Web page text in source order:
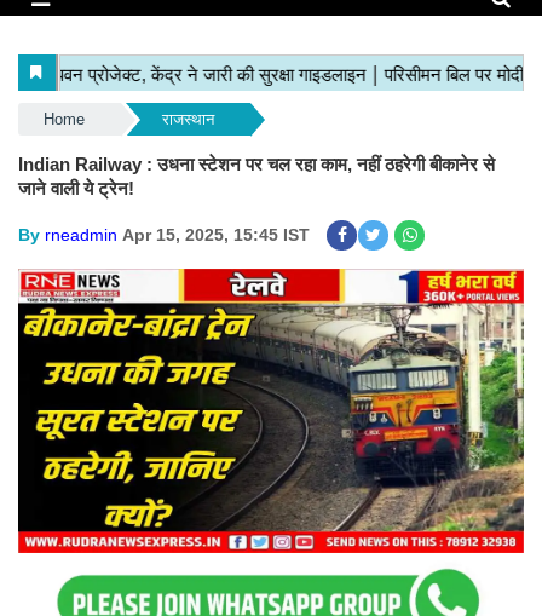
Home राजस्थान
Indian Railway : उधना स्टेशन पर चल रहा काम, नहीं ठहरेगी बीकानेर से
जाने वाली ये ट्रेन!
By rneadmin Apr 15, 2025, 15:45 IST